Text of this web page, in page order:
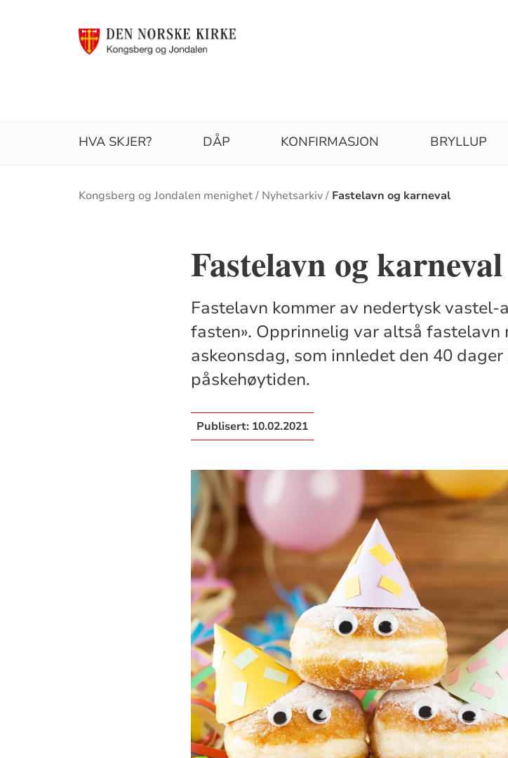
HVA SKJER? DÅP KONFIRMASJON BRYLLUP
Brødsmulesti
Kongsberg og Jondalen menighet Nyhetsarkiv Fastelavn og karneval
Fastelavn og karneval
Fastelavn kommer av nedertysk
fasten». Opprinnelig var altså fastelavn
askeonsdag, som innledet den 40
påskehøytiden.
Publisert: 10.02.2021